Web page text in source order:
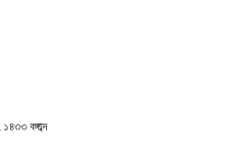
বঙ্গাব্দ